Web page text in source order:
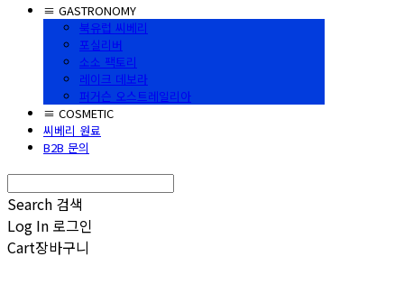
≡ GASTRONOMY
북유럽 씨베리
포실리버
소소 팩토리
레이크 데보라
퍼거슨 오스트레일리아
≡ COSMETIC
씨베리 원료
B2B 문의
Search 검색
Log In 로그인
Cart장바구니